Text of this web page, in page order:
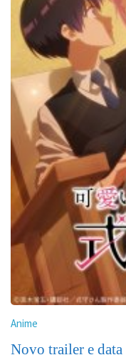
Anime
Novo trailer e